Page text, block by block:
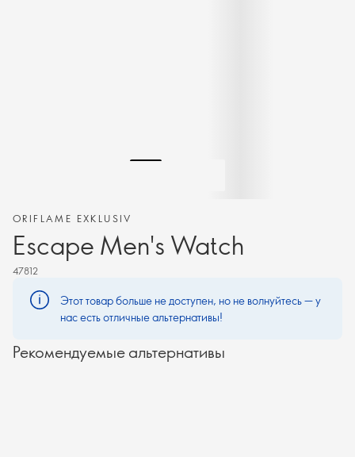
ORIFLAME EXKLUSIV
Escape Men's Watch
47812
Этот товар больше не доступен, но не волнуйтесь — у
нас есть отличные альтернативы!
Рекомендуемые альтернативы